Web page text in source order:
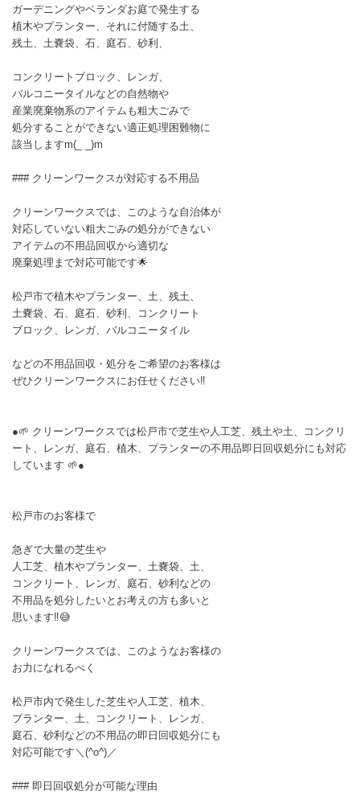
ガーデニングやベランダお庭で発生する
植木やプランター、それに付随する土、
残土、土嚢袋、石、庭石、砂利、
コンクリートブロック、レンガ、
バルコニータイルなどの自然物や
産業廃棄物系のアイテムも粗大ごみで
処分することができない適正処理困難物に
該当しますm(_ _)m
### クリーンワークスが対応する不用品
クリーンワークスでは、このような自治体が
対応していない粗大ごみの処分ができない
アイテムの不用品回収から適切な
廃棄処理まで対応可能です🌟
松戸市で植木やプランター、土、残土、
土嚢袋、石、庭石、砂利、コンクリート
ブロック、レンガ、バルコニータイル
などの不用品回収・処分をご希望のお客様は
ぜひクリーンワークスにお任せください‼️
●🌱 クリーンワークスでは松戸市で芝生や人工芝、残土や土、コンクリ
ート、レンガ、庭石、植木、プランターの不用品即日回収処分にも対応
しています 🌱●
松戸市のお客様で
急ぎで大量の芝生や
人工芝、植木やプランター、土嚢袋、土、
コンクリート、レンガ、庭石、砂利などの
不用品を処分したいとお考えの方も多いと
思います‼️😅
クリーンワークスでは、このようなお客様の
お力になれるべく
松戸市内で発生した芝生や人工芝、植木、
プランター、土、コンクリート、レンガ、
庭石、砂利などの不用品の即日回収処分にも
対応可能です＼(^o^)／
### 即日回収処分が可能な理由